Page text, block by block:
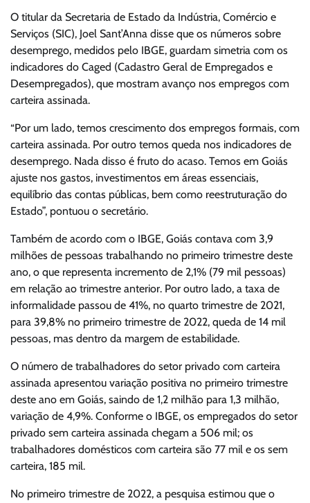
O titular da Secretaria de Estado da Indústria, Comércio e
Serviços (SIC), Joel Sant’Anna disse que os números sobre
desemprego, medidos pelo IBGE, guardam simetria com os
indicadores do Caged (Cadastro Geral de Empregados e
Desempregados), que mostram avanço nos empregos com
carteira assinada.
“Por um lado, temos crescimento dos empregos formais, com
carteira assinada. Por outro temos queda nos indicadores de
desemprego. Nada disso é fruto do acaso. Temos em Goiás
ajuste nos gastos, investimentos em áreas essenciais,
equilíbrio das contas públicas, bem como reestruturação do
Estado”, pontuou o secretário.
Também de acordo com o IBGE, Goiás contava com 3,9
milhões de pessoas trabalhando no primeiro trimestre deste
ano, o que representa incremento de 2,1% (79 mil pessoas)
em relação ao trimestre anterior. Por outro lado, a taxa de
informalidade passou de 41%, no quarto trimestre de 2021,
para 39,8% no primeiro trimestre de 2022, queda de 14 mil
pessoas, mas dentro da margem de estabilidade.
O número de trabalhadores do setor privado com carteira
assinada apresentou variação positiva no primeiro trimestre
deste ano em Goiás, saindo de 1,2 milhão para 1,3 milhão,
variação de 4,9%. Conforme o IBGE, os empregados do setor
privado sem carteira assinada chegam a 506 mil; os
trabalhadores domésticos com carteira são 77 mil e os sem
carteira, 185 mil.
No primeiro trimestre de 2022, a pesquisa estimou que o